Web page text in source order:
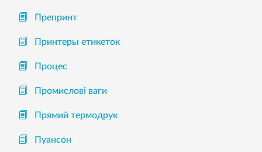
Препринт
Принтеры етикеток
Процес
Промислові ваги
Прямий термодрук
Пуансон